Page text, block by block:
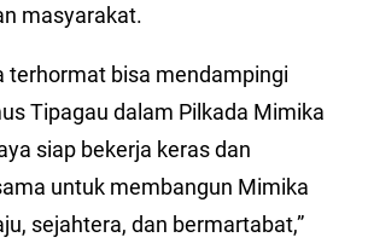
masyarakat.
terhormat bisa mendampingi
Tipagau dalam Pilkada Mimika
siap bekerja keras dan
untuk membangun Mimika
sejahtera, dan bermartabat,”